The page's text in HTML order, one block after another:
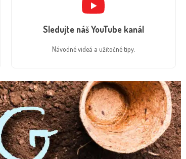
Sledujte náš YouTube kanál
Návodné videá a užitočné tipy.